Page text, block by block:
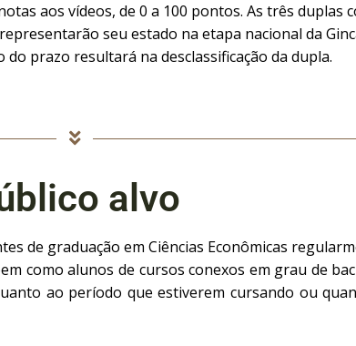
aos vídeos, de 0 a 100 pontos. As três duplas
seu estado na etapa nacional da
prazo resultará na desclassificação da dupla.
alvo
de graduação em Ciências Econômicas
como alunos de cursos conexos em grau de
ao período que estiverem cursando ou